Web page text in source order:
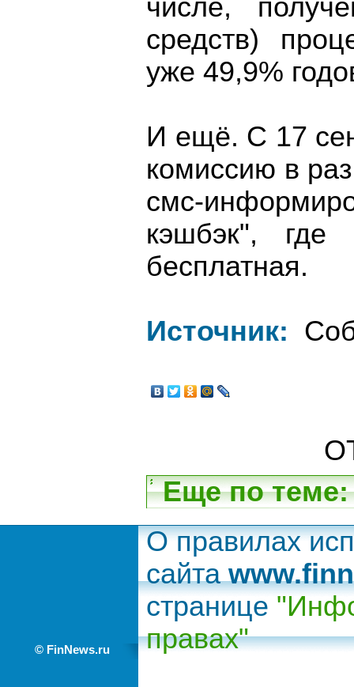
числе,
средств)
уже 49,9%
И ещё. С 17
комиссию в
смс-
кэшбэк",
бесплатная.
Источник:
Еще по теме:
© FinNews.ru
О правилах
сайта
странице
правах"